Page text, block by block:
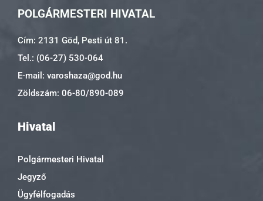
POLGÁRMESTERI HIVATAL
Cím: 2131 Göd, Pesti út 81.
Tel.: (06-27) 530-064
E-mail: varoshaza@god.hu
Zöldszám: 06-80/890-089
Hivatal
Polgármesteri Hivatal
Jegyző
Ügyfélfogadás